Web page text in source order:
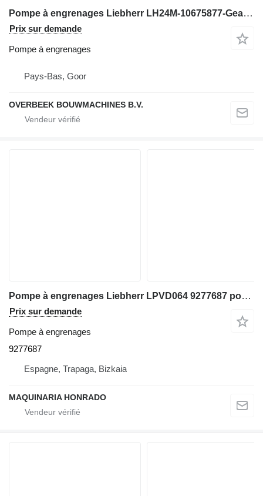
Pompe à engrenages Liebherr LH24M-10675877-Gearpump/Zahnradpumpe/Tandwielpomp pour excavateur
Prix sur demande
Pompe à engrenages
Pays-Bas, Goor
OVERBEEK BOUWMACHINES B.V.
Pompe à engrenages Liebherr LPVD064 9277687 pour excavateur Liebherr A900LI
Prix sur demande
Pompe à engrenages
9277687
Espagne, Trapaga, Bizkaia
MAQUINARIA HONRADO